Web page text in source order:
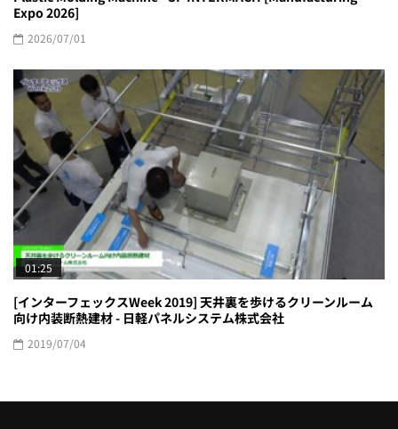
Expo 2026]
2026/07/01
01:25
[インターフェックスWeek 2019] 天井裏を歩けるクリーンルーム
向け内装断熱建材 - 日軽パネルシステム株式会社
2019/07/04